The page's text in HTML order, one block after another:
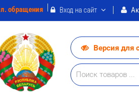
Вход на сайт
обращения
Версия для